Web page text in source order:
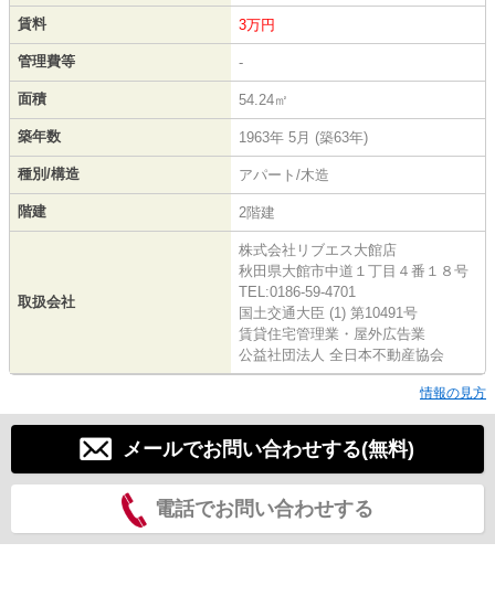
賃料 3万円
管理費等 -
面積 54.24㎡
築年数 1963年 5月 (築63年)
種別/構造 アパート/木造
階建 2階建
取扱会社
株式会社リブエス大館店
秋田県大館市中道１丁目４番１８号
TEL:0186-59-4701
国土交通大臣 (1) 第10491号
賃貸住宅管理業・屋外広告業
公益社団法人 全日本不動産協会
情報の見方
メールでお問い合わせする(無料)
電話でお問い合わせする